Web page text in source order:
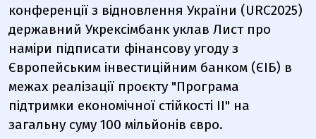
конференції з відновлення України (URC2025)
державний Укрексімбанк уклав Лист про
наміри підписати фінансову угоду з
Європейським інвестиційним банком (ЄІБ) в
межах реалізації проєкту "Програма
підтримки економічної стійкості ІІ" на
загальну суму 100 мільйонів євро.